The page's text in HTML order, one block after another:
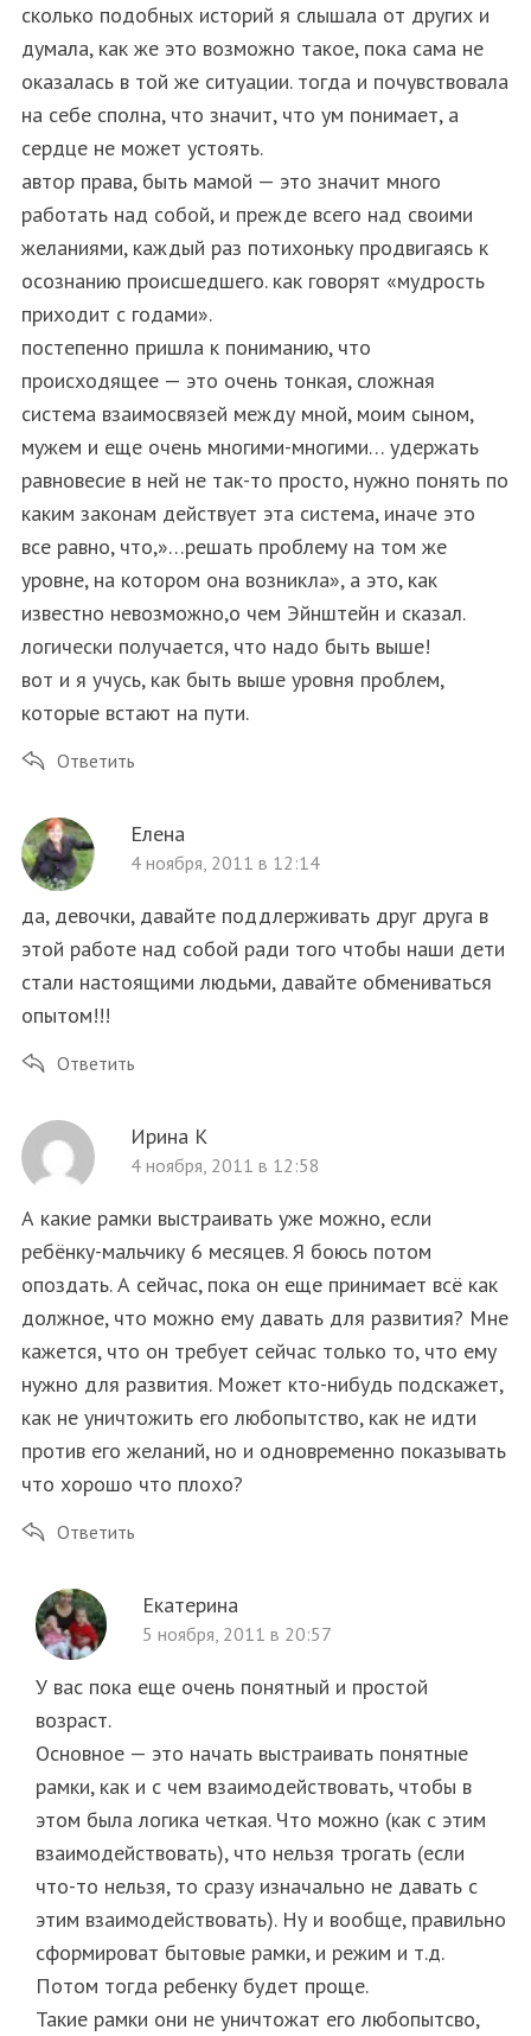
сколько подобных историй я слышала от других и
думала, как же это возможно такое, пока сама не
оказалась в той же ситуации. тогда и почувствовала
на себе сполна, что значит, что ум понимает, а
сердце не может устоять.
автор права, быть мамой — это значит много
работать над собой, и прежде всего над своими
желаниями, каждый раз потихоньку продвигаясь к
осознанию происшедшего. как говорят «мудрость
приходит с годами».
постепенно пришла к пониманию, что
происходящее — это очень тонкая, сложная
система взаимосвязей между мной, моим сыном,
мужем и еще очень многими-многими… удержать
равновесие в ней не так-то просто, нужно понять по
каким законам действует эта система, иначе это
все равно, что,»…решать проблему на том же
уровне, на котором она возникла», а это, как
известно невозможно,о чем Эйнштейн и сказал.
логически получается, что надо быть выше!
вот и я учусь, как быть выше уровня проблем,
которые встают на пути.
Ответить
Елена
4 ноября, 2011 в 12:14
да, девочки, давайте поддлерживать друг друга в
этой работе над собой ради того чтобы наши дети
стали настоящими людьми, давайте обмениваться
опытом!!!
Ответить
Ирина К
4 ноября, 2011 в 12:58
А какие рамки выстраивать уже можно, если
ребёнку-мальчику 6 месяцев. Я боюсь потом
опоздать. А сейчас, пока он еще принимает всё как
должное, что можно ему давать для развития? Мне
кажется, что он требует сейчас только то, что ему
нужно для развития. Может кто-нибудь подскажет,
как не уничтожить его любопытство, как не идти
против его желаний, но и одновременно показывать
что хорошо что плохо?
Ответить
Екатерина
5 ноября, 2011 в 20:57
У вас пока еще очень понятный и простой
возраст.
Основное — это начать выстраивать понятные
рамки, как и с чем взаимодействовать, чтобы в
этом была логика четкая. Что можно (как с этим
взаимодействовать), что нельзя трогать (если
что-то нельзя, то сразу изначально не давать с
этим взаимодействовать). Ну и вообще, правильно
сформироват бытовые рамки, и режим и т.д.
Потом тогда ребенку будет проще.
Такие рамки они не уничтожат его любопытсво,
S
e
r
c
h
o
:
По авторам